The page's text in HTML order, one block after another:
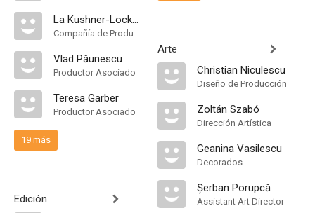
La Kushner-Locke Company
Compañía de Produccion
Vlad Păunescu
Productor Asociado
Teresa Garber
Productor Asociado
19 más
Edición
Arte
Christian Niculescu
Diseño de Producción
Zoltán Szabó
Dirección Artística
Geanina Vasilescu
Decorados
Șerban Porupcă
Assistant Art Director